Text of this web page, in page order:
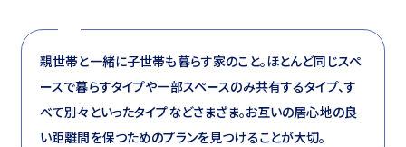
好みからモデルハウスを探す
住まいづくりお役立ち情報
他の展示場 ABCハウジングトップ
親世帯と一緒に子世帯も暮らす家のこと。ほとんど同じスペ
ースで暮らすタイプや一部スペースのみ共有するタイプ、す
べて別々といったタイプなどさまざま。お互いの居心地の良
い距離間を保つためのプランを見つけることが大切。